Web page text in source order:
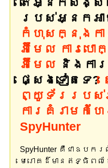
របស់អ្នកអា
កំហុសក្នុងកា
អ៊ីមែល ការបោ
អ៊ីមែល និងកា
ផ្សេងទៀតទេ?
ព្យូទ័ររបស់
ការគំរាមកំហ
SpyHunter
SpyHunter គឺជាឧប
មេរោគដ៏មានឥទ្ធិពល